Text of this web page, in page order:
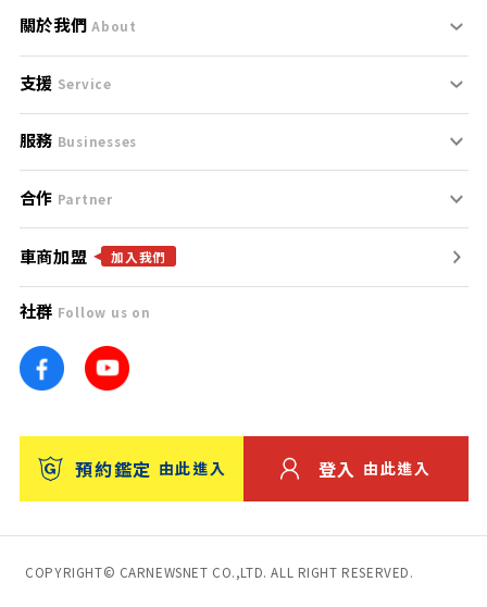
關於我們 About
刊登規範
服務條款
免責聲明
隱私權政策
團隊
車訊網
台灣優良中古車商大獎
支援 Service
支援中心
聯絡我們
服務 Businesses
什麼是Goo鑑定？
找好車
找好店
找海外車
消費者評價
保固
合作 Partner
合作夥伴
廣告合作
車商加盟 加入我們
社群 Follow us on
預約鑑定 由此進入 登入 由此進入
COPYRIGHT© CARNEWSNET CO.,LTD. ALL RIGHT RESERVED.